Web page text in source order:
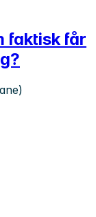
faktisk får